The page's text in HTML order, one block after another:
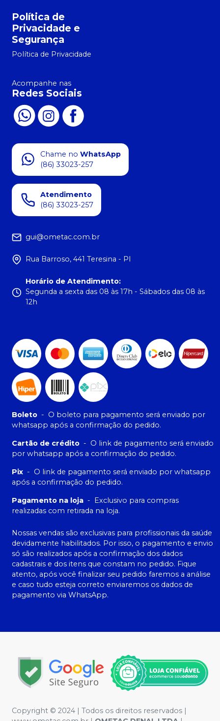
Política de
Privacidade e
Segurança
Política de Privacidade
Acompanhe nas
Redes Sociais
Chame no WhatsApp
(86) 33023-257
Atendimento
(86) 33023-257
gui@ometac.com.br
Rua Barroso, 441 Teresina - PI
Horário de Atendimento:
Segunda a sexta das 08 às 17h - Sábados das 08 às
12h
Boleto - O boleto para pagamento será enviado por
whatsapp após a confirmação do pedido.
Cartão de crédito - O link de pagamento será enviado
por whatsapp após a confirmação do pedido.
Pix - O link de pagamento será enviado por whatsapp
após a confirmação do pedido.
Pagamento na loja -
Exclusivo para compras
realizadas com retirada na loja.
Nossas vendas são exclusivas para profissionais da saúde
devidamente habilitados. Por isso, o pagamento e envio
só são realizados após a confirmação dos dados
cadastrais e dos itens que constam no pedido. Fique
atento, após você finalizar seu pedido faremos a análise
e caso tudo esteja correto enviaremos os dados de
pagamento via WhatsApp.
Copyright © 2024 | Todos os direitos reservados |